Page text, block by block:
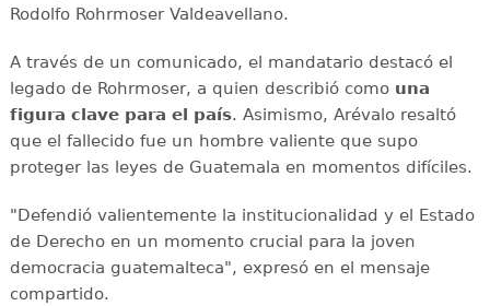
Rodolfo Rohrmoser Valdeavellano.
A través de un comunicado, el mandatario destacó el
legado de Rohrmoser, a quien describió comouna
figura clave para el país. Asimismo, Arévalo resaltó
que el fallecido fue un hombre valiente que supo
proteger las leyes de Guatemala en momentos difíciles.
"Defendió valientemente la institucionalidad y el Estado
de Derecho en un momento crucial para la joven
democracia guatemalteca", expresó en el mensaje
compartido.